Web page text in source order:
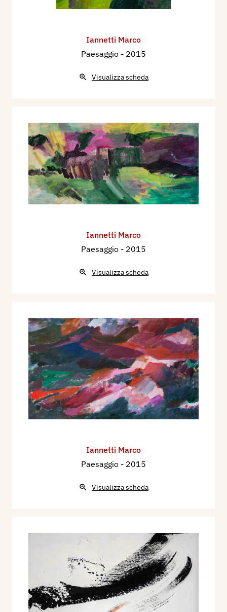
Iannetti Marco
Paesaggio - 2015
Visualizza scheda
Iannetti Marco
Paesaggio - 2015
Visualizza scheda
Iannetti Marco
Paesaggio - 2015
Visualizza scheda